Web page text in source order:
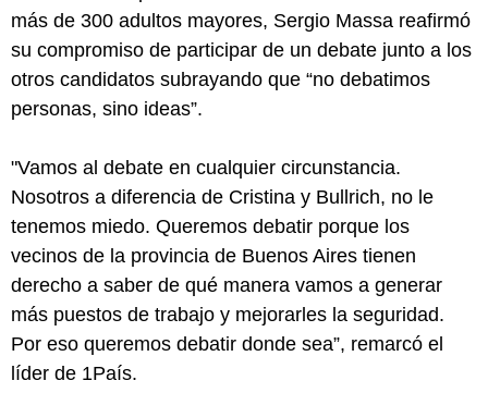
más de 300 adultos mayores, Sergio Massa reafirmó
su compromiso de participar de un debate junto a los
otros candidatos subrayando que “no debatimos
personas, sino ideas”.
"Vamos al debate en cualquier circunstancia.
Nosotros a diferencia de Cristina y Bullrich, no le
tenemos miedo. Queremos debatir porque los
vecinos de la provincia de Buenos Aires tienen
derecho a saber de qué manera vamos a generar
más puestos de trabajo y mejorarles la seguridad.
Por eso queremos debatir donde sea”, remarcó el
líder de 1País.